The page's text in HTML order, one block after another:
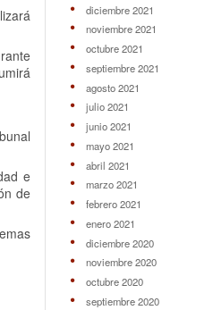
e
de
diciembre 2021
noviembre 2021
octubre 2021
septiembre 2021
agosto 2021
julio 2021
junio 2021
mayo 2021
abril 2021
marzo 2021
febrero 2021
enero 2021
diciembre 2020
noviembre 2020
octubre 2020
septiembre 2020